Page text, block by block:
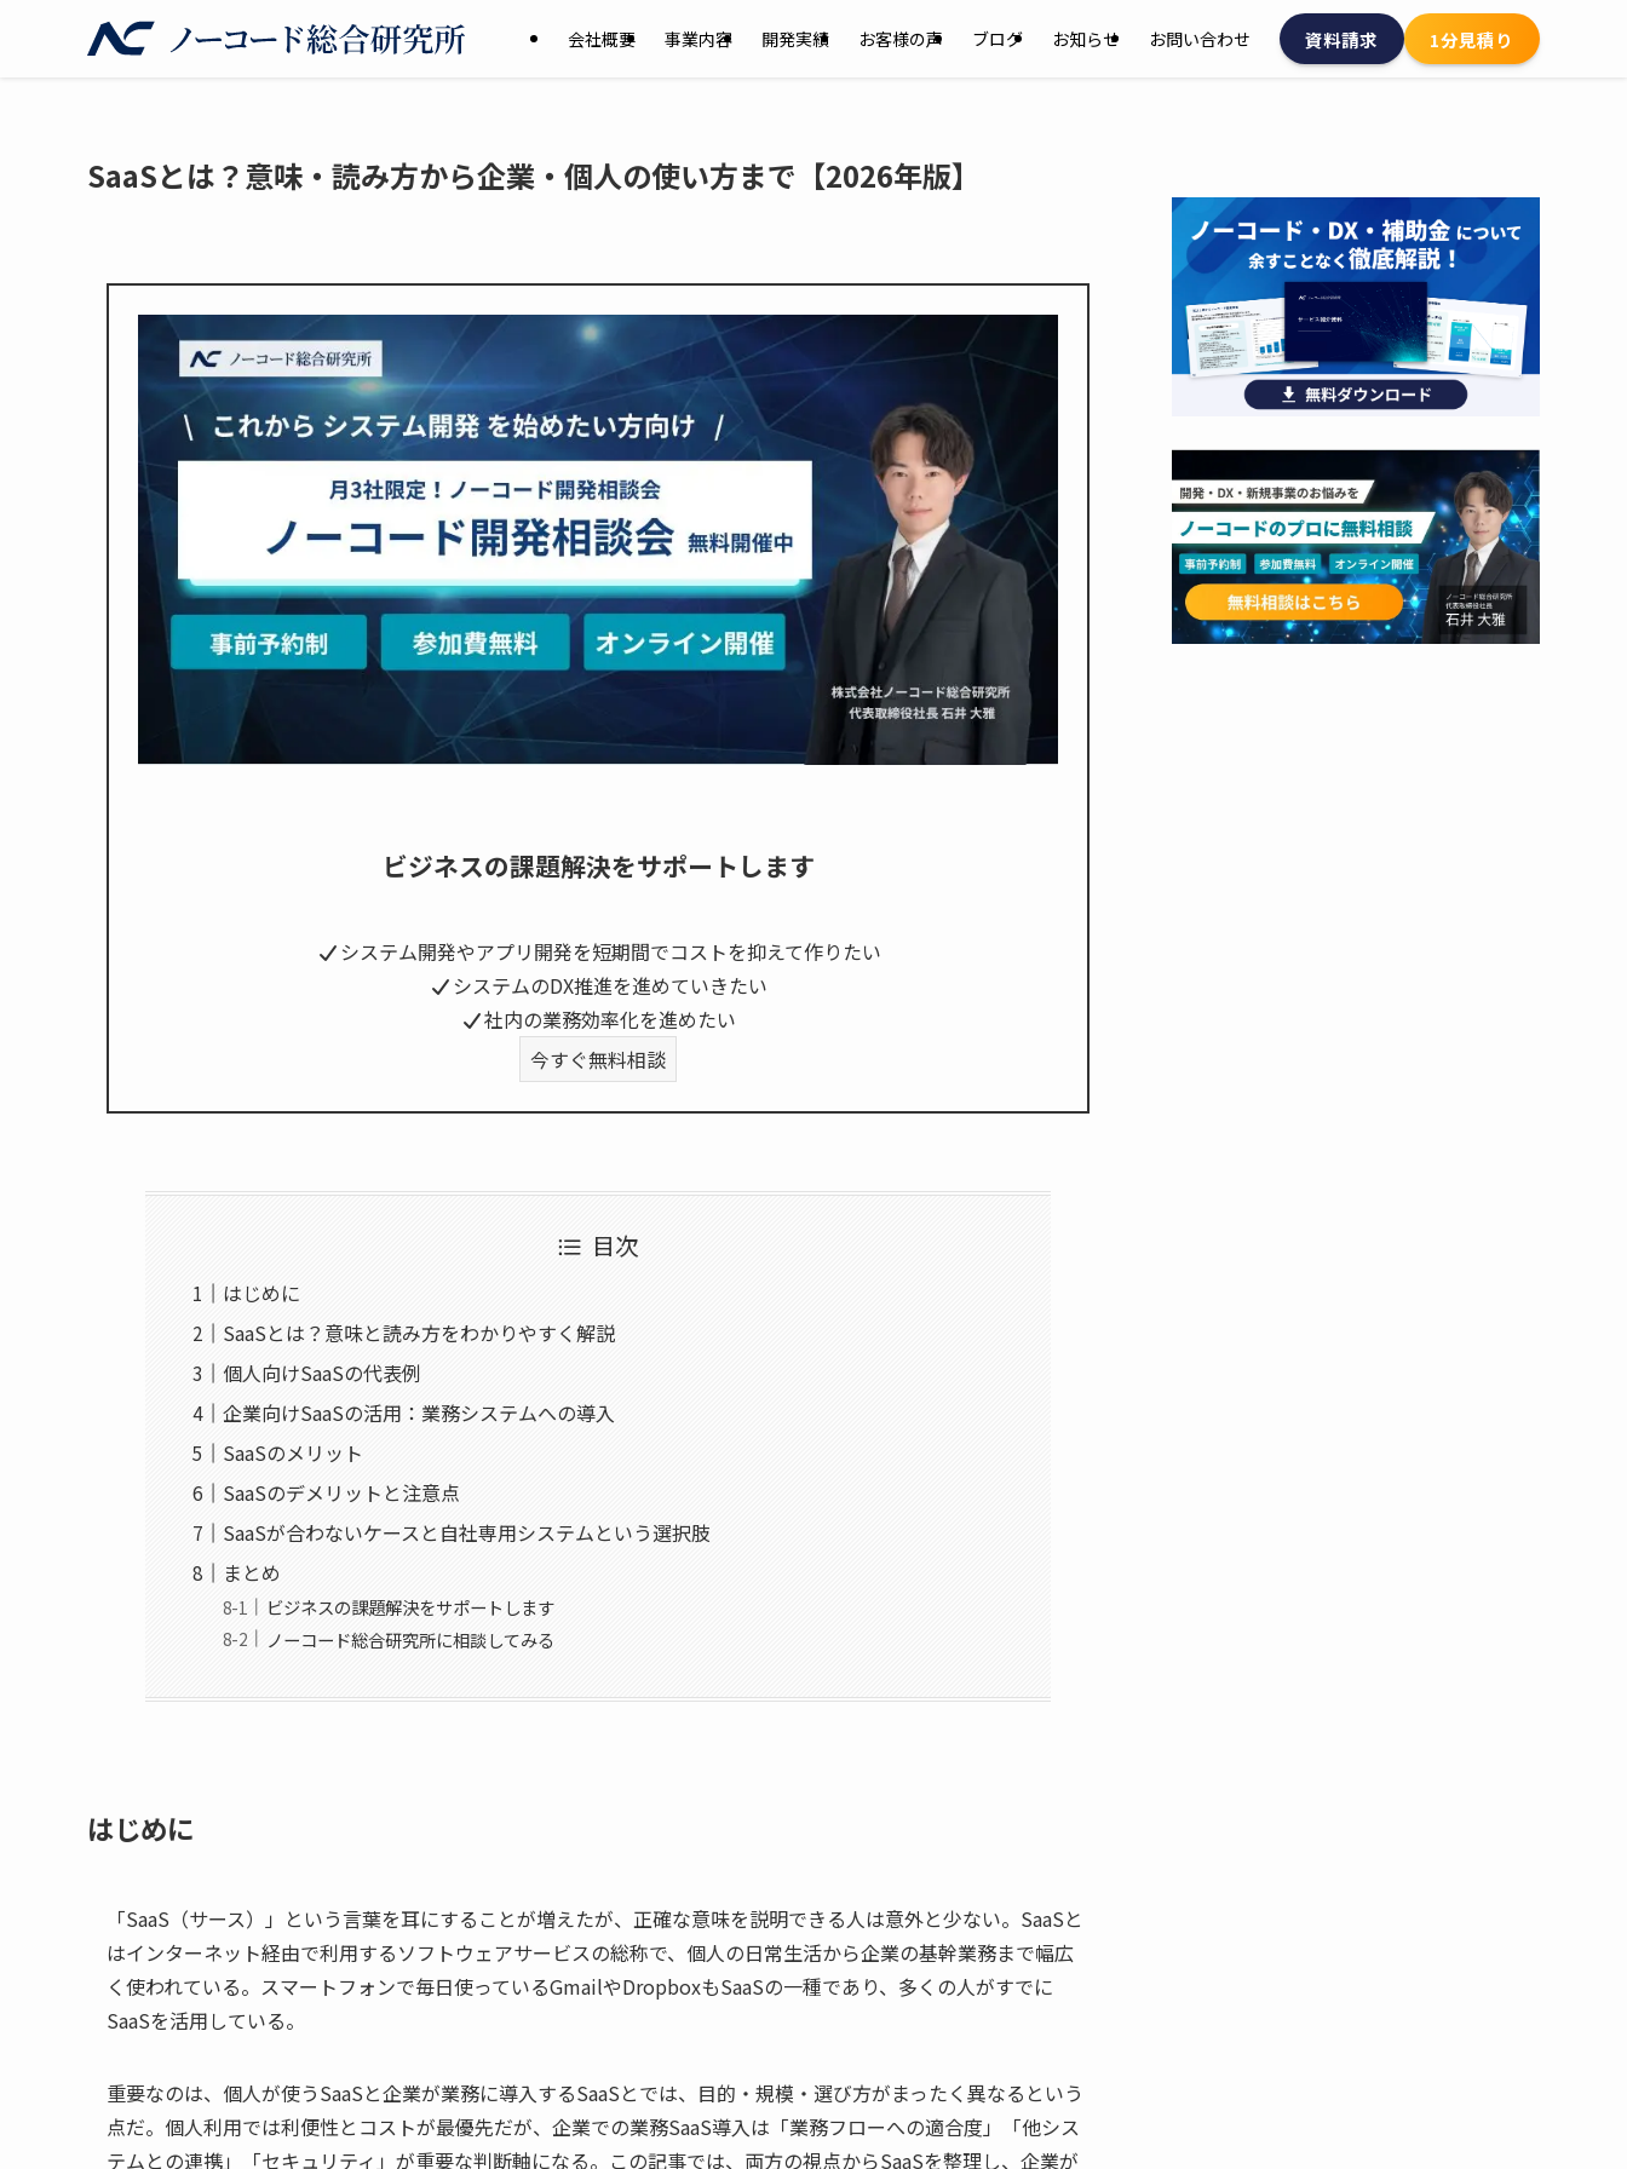
会社概要 事業内容 開発実績 お客様の声 ブログ お知らせ お問い合わせ 資料請求 1分見積り
SaaSとは？意味・読み方から企業・個人の使い方まで【2026年版】
ビジネスの課題解決をサポートします
システム開発やアプリ開発を短期間でコストを抑えて作りたい
システムのDX推進を進めていきたい
社内の業務効率化を進めたい
今すぐ無料相談
目次
はじめに
SaaSとは？意味と読み方をわかりやすく解説
個人向けSaaSの代表例
企業向けSaaSの活用：業務システムへの導入
SaaSのメリット
SaaSのデメリットと注意点
SaaSが合わないケースと自社専用システムという選択肢
まとめ
ビジネスの課題解決をサポートします
ノーコード総合研究所に相談してみる
はじめに
「SaaS（サース）」という言葉を耳にすることが増えたが、正確な意味を説明できる人は意外と少ない。SaaSと
はインターネット経由で利用するソフトウェアサービスの総称で、個人の日常生活から企業の基幹業務まで幅広
く使われている。スマートフォンで毎日使っているGmailやDropboxもSaaSの一種であり、多くの人がすでに
SaaSを活用している。
重要なのは、個人が使うSaaSと企業が業務に導入するSaaSとでは、目的・規模・選び方がまったく異なるという
点だ。個人利用では利便性とコストが最優先だが、企業での業務SaaS導入は「業務フローへの適合度」「他シス
テムとの連携」「セキュリティ」が重要な判断軸になる。この記事では、両方の視点からSaaSを整理し、企業が